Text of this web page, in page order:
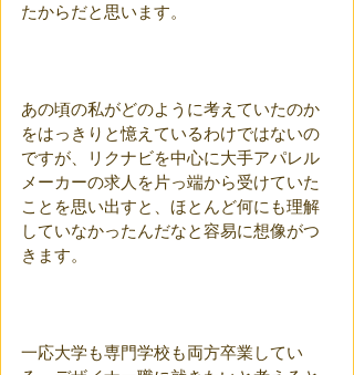
たからだと思います。
あの頃の私がどのように考えていたのか
をはっきりと憶えているわけではないの
ですが、リクナビを中心に大手アパレル
メーカーの求人を片っ端から受けていた
ことを思い出すと、ほとんど何にも理解
していなかったんだなと容易に想像がつ
きます。
一応大学も専門学校も両方卒業してい